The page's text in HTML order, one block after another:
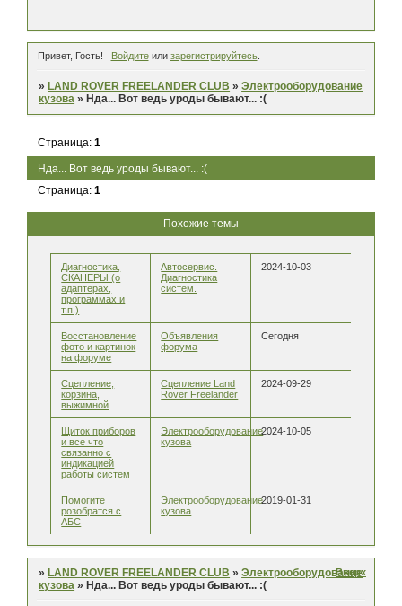
Привет, Гость! Войдитеили зарегистрируйтесь.
» LAND ROVER FREELANDER CLUB »Электрооборудование
кузова » Нда... Вот ведь уроды бывают... :(
Нда... Вот ведь уроды бывают... :(
Страница:1
Страница:1
Похожие темы
Диагностика,
СКАНЕРЫ (о
адаптерах,
программах и
т.п.)
Автосервис.
Диагностика
систем.
2024-10-03
Восстановление
фото и картинок
на форуме
Объявления
форума
Сегодня
Сцепление,
корзина,
выжимной
Сцепление Land
Rover Freelander
2024-09-29
Щиток приборов
и все что
связанно с
индикацией
работы систем
Электрооборудование
кузова
2024-10-05
Помогите
розобратся с
АБС
Электрооборудование
кузова
2019-01-31
» LAND ROVER FREELANDER CLUB »Электрооборудование
кузова » Нда... Вот ведь уроды бывают... :(
Вверх